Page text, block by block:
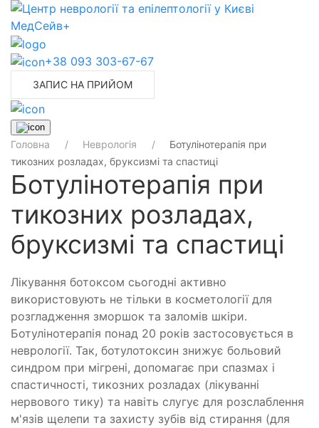
+38 093 303-67-67
ЗАПИС НА ПРИЙОМ
Головна Неврологія
Ботулінотерапія при
тикозних розладах, бруксизмі та спастиці
Ботулінотерапія при
тикозних розладах,
бруксизмі та спастиці
Лікування ботоксом сьогодні активно
використовують не тільки в косметології для
розгладження зморшок та заломів шкіри.
Ботулінотерапія понад 20 років застосовується в
неврології. Так, ботулотоксин знижує больовий
синдром при мігрені, допомагає при спазмах і
спастичності, тикозних розладах (лікуванні
нервового тику) та навіть слугує для розслаблення
м'язів щелепи та захисту зубів від стирання (для